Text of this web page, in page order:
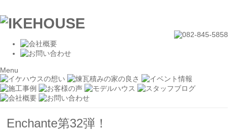
Menu
Enchante第32弾！